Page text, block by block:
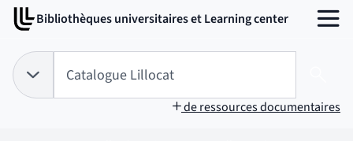
Aller
Aller
page
Bibliothèques universitaires et Learning center MENU
Choix du périmètre de recherche :
CATALOGUE LILLOCAT
sélectionnéTapez votre recherche pour rechercher dans :
Catalogue Lillocat
de ressources documentaires